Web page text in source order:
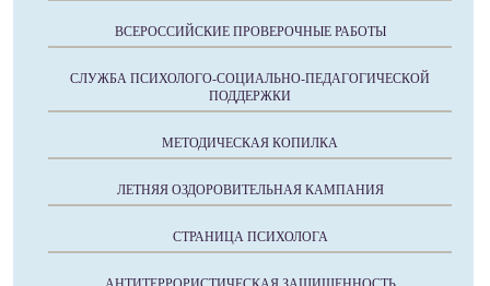
ВСЕРОССИЙСКИЕ ПРОВЕРОЧНЫЕ РАБОТЫ
СЛУЖБА ПСИХОЛОГО-СОЦИАЛЬНО-ПЕДАГОГИЧЕСКОЙ
ПОДДЕРЖКИ
МЕТОДИЧЕСКАЯ КОПИЛКА
ЛЕТНЯЯ ОЗДОРОВИТЕЛЬНАЯ КАМПАНИЯ
СТРАНИЦА ПСИХОЛОГА